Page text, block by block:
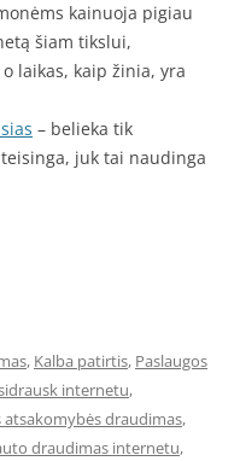
kainuoja pigiau
šiam tikslui,
laikas, kaip žinia, yra
– belieka tik
juk tai naudinga
, Kalba patirtis, Paslaugos
internetu,
atsakomybės draudimas,
draudimas internetu,